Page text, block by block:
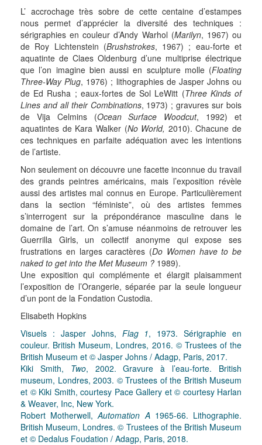
L’ accrochage très sobre de cette centaine d’estampes
nous permet d’apprécier la diversité des techniques :
sérigraphies en couleur d’Andy Warhol (Marilyn, 1967) ou
de Roy Lichtenstein (Brushstrokes, 1967) ; eau-forte et
aquatinte de Claes Oldenburg d’une multiprise électrique
que l’on imagine bien aussi en sculpture molle (Floating
Three-Way Plug, 1976) ; lithographies de Jasper Johns ou
de Ed Rusha ; eaux-fortes de Sol LeWitt (Three Kinds of
Lines and all their Combinations, 1973) ; gravures sur bois
de Vija Celmins (Ocean Surface Woodcut, 1992) et
aquatintes de Kara Walker (No World, 2010). Chacune de
ces techniques en parfaite adéquation avec les intentions
de l’artiste.
Non seulement on découvre une facette inconnue du travail
des grands peintres américains, mais l’exposition révèle
aussi des artistes mal connus en Europe. Particulièrement
dans la section “féministe”, où des artistes femmes
s’interrogent sur la prépondérance masculine dans le
domaine de l’art. On s’amuse néanmoins de retrouver les
Guerrilla Girls, un collectif anonyme qui expose ses
frustrations en larges caractères (Do Women have to be
naked to get into the Met Museum ? 1989).
Une exposition qui complémente et élargit plaisamment
l’exposition de l’Orangerie, séparée par la seule longueur
d’un pont de la Fondation Custodia.
Elisabeth Hopkins
Visuels : Jasper Johns, Flag 1, 1973. Sérigraphie en
couleur. British Museum, Londres, 2016. © Trustees of the
British Museum et © Jasper Johns / Adagp, Paris, 2017.
Kiki Smith, Two, 2002. Gravure à l’eau-forte. British
museum, Londres, 2003. © Trustees of the British Museum
et © Kiki Smith, courtesy Pace Gallery et © courtesy Harlan
& Weaver, Inc, New York.
Robert Motherwell,Automation A 1965-66. Lithographie.
British Museum, Londres. © Trustees of the British Museum
et © Dedalus Foudation / Adagp, Paris, 2018.